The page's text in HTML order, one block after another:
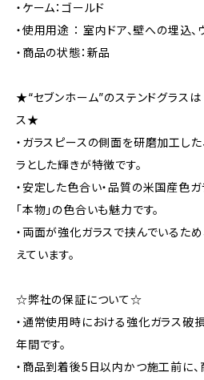
・ケーム：ゴールド
・使用用途 ： 室内ドア、壁への埋込
・商品の状態：新品
★“セブンホーム”のステンドグラス
ス★
・ガラスピースの側面を研磨加工した
ラとした輝きが特徴です。
・安定した色合い・品質の米国産色ガ
「本物」の色合いも魅力です。
・両面が強化ガラスで挟んでいるた
えています。
☆弊社の保証について☆
・通常使用時における強化ガラス破
年間です。
・商品到着後5日以内かつ施工前に